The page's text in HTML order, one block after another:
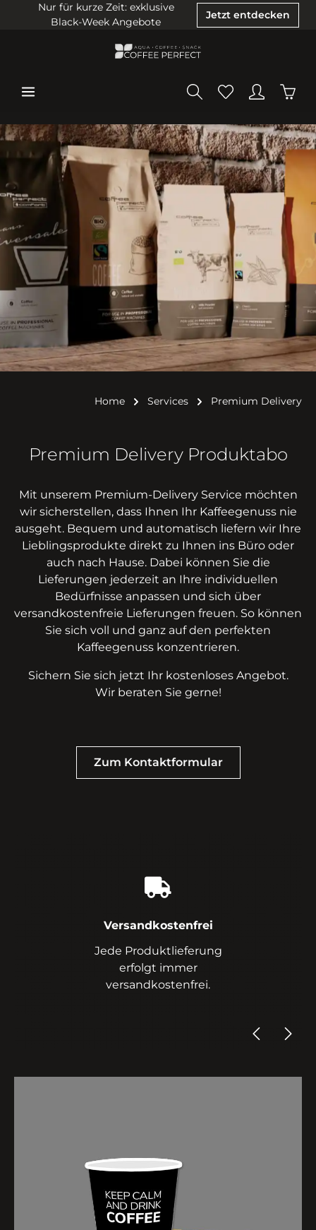
Nur für kurze Zeit: exklusive
Black-Week Angebote
Jetzt entdecken
Home Services Premium Delivery
Premium Delivery Produktabo
Mit unserem Premium-Delivery Service möchten
wir sicherstellen, dass Ihnen Ihr Kaffeegenuss nie
ausgeht. Bequem und automatisch liefern wir Ihre
Lieblingsprodukte direkt zu Ihnen ins Büro oder
auch nach Hause. Dabei können Sie die
Lieferungen jederzeit an Ihre individuellen
Bedürfnisse anpassen und sich über
versandkostenfreie Lieferungen freuen. So können
Sie sich voll und ganz auf den perfekten
Kaffeegenuss konzentrieren.
Sichern Sie sich jetzt Ihr kostenloses Angebot.
Wir beraten Sie gerne!
Zum Kontaktformular
Versandkostenfrei
Jede Produktlieferung
erfolgt immer
versandkostenfrei.
✓ Coffee To-Go Becher 250 ml
✓ Coffee To-Go Deckel